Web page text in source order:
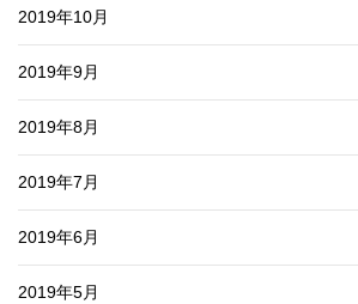
2019年10月
2019年9月
2019年8月
2019年7月
2019年6月
2019年5月